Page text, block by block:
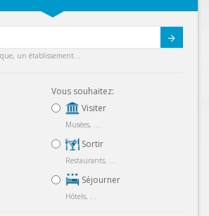
un établissement...
Vous souhaitez:
Visiter
Musées, ...
Sortir
Restaurants, ...
Séjourner
Hôtels, ...